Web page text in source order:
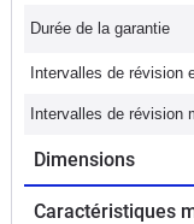
Durée de la garantie
Intervalles de révision
Intervalles de révision
Dimensions
Caractéristiques